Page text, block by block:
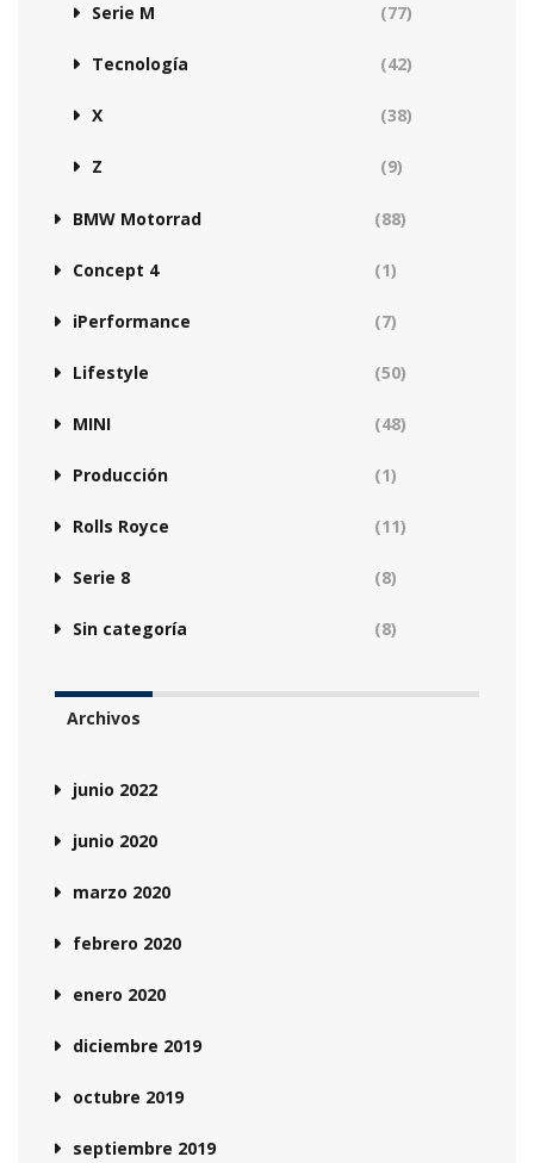
Serie M (77)
Tecnología (42)
X (38)
Z (9)
BMW Motorrad (88)
Concept 4 (1)
iPerformance (7)
Lifestyle (50)
MINI (48)
Producción (1)
Rolls Royce (11)
Serie 8 (8)
Sin categoría (8)
Archivos
junio 2022
junio 2020
marzo 2020
febrero 2020
enero 2020
diciembre 2019
octubre 2019
septiembre 2019